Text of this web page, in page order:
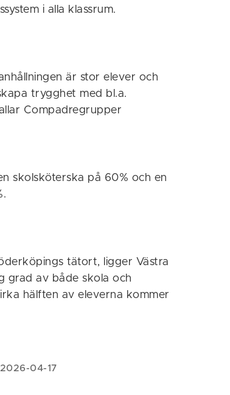
i alla klassrum.
är stor elever och
trygghet med bl.a.
Compadregrupper
skolsköterska på 60% och en
tätort, ligger Västra
grad av både skola och
hälften av eleverna kommer
04-17